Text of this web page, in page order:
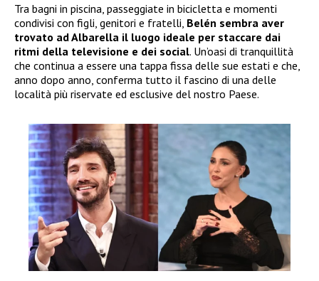
Tra bagni in piscina, passeggiate in bicicletta e momenti
condivisi con figli, genitori e fratelli, Belén sembra aver
trovato ad Albarella il luogo ideale per staccare dai
ritmi della televisione e dei social. Un’oasi di tranquillità
che continua a essere una tappa fissa delle sue estati e che,
anno dopo anno, conferma tutto il fascino di una delle
località più riservate ed esclusive del nostro Paese.